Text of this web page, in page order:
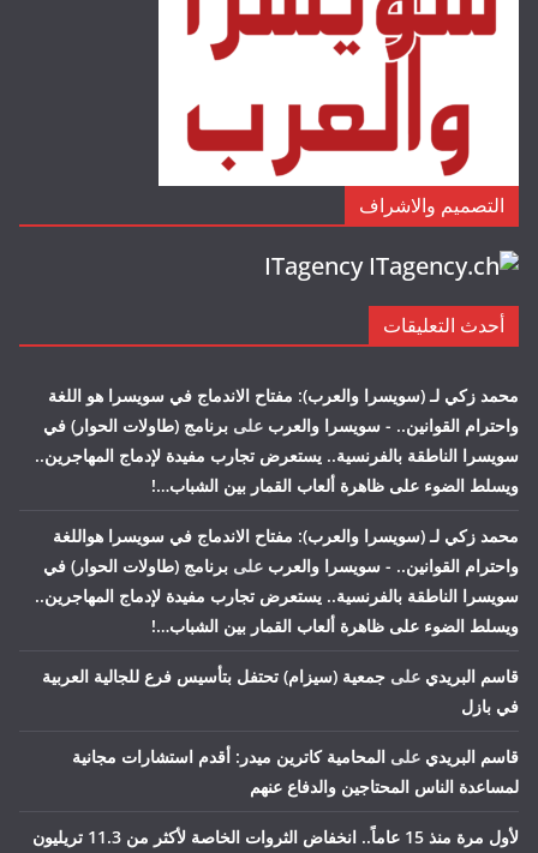
التصميم والاشراف
ITagency
أحدث التعليقات
محمد زكي لـ (سويسرا والعرب): مفتاح الاندماج في سويسرا هو اللغة
واحترام القوانين.. - سويسرا والعرب على برنامج (طاولات الحوار) في
سويسرا الناطقة بالفرنسية.. يستعرض تجارب مفيدة لإدماج المهاجرين..
ويسلط الضوء على ظاهرة ألعاب القمار بين الشباب…!
محمد زكي لـ (سويسرا والعرب): مفتاح الاندماج في سويسرا هواللغة
واحترام القوانين.. - سويسرا والعرب على برنامج (طاولات الحوار) في
سويسرا الناطقة بالفرنسية.. يستعرض تجارب مفيدة لإدماج المهاجرين..
ويسلط الضوء على ظاهرة ألعاب القمار بين الشباب…!
قاسم البريدي على جمعية (سيزام) تحتفل بتأسيس فرع للجالية العربية
في بازل
قاسم البريدي على المحامية كاترين ميدر: أقدم استشارات مجانية
لمساعدة الناس المحتاجين والدفاع عنهم
لأول مرة منذ 15 عاماً.. انخفاض الثروات الخاصة لأكثر من 11.3 تريليون